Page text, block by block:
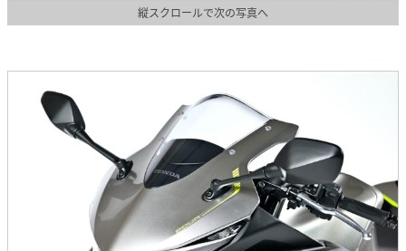
縦スクロールで次の写真へ